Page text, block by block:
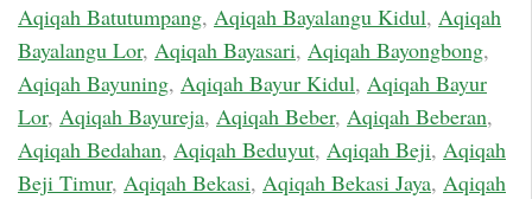
Aqiqah Batutumpang, Aqiqah Bayalangu Kidul, Aqiqah
Bayalangu Lor, Aqiqah Bayasari, Aqiqah Bayongbong,
Aqiqah Bayuning, Aqiqah Bayur Kidul, Aqiqah Bayur
Lor, Aqiqah Bayureja, Aqiqah Beber, Aqiqah Beberan,
Aqiqah Bedahan, Aqiqah Beduyut, Aqiqah Beji, Aqiqah
Beji Timur, Aqiqah Bekasi, Aqiqah Bekasi Jaya, Aqiqah